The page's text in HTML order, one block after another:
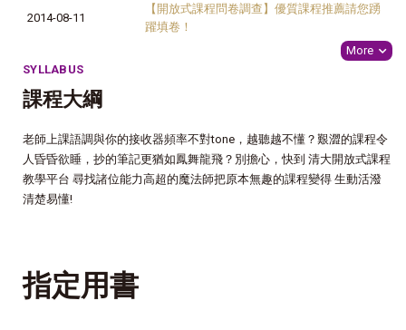
2014-08-11
【開放式課程問卷調查】優質課程推薦請您踴
躍填卷！
More
SYLLABUS
課程大綱
老師上課語調與你的接收器頻率不對tone，越聽越不懂？艱澀的課程令
人昏昏欲睡，抄的筆記更猶如鳳舞龍飛？別擔心，快到 清大開放式課程
教學平台 尋找諸位能力高超的魔法師把原本無趣的課程變得 生動活潑
清楚易懂!
指定用書